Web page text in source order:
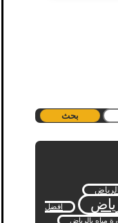
افضل
مياه بالرياض